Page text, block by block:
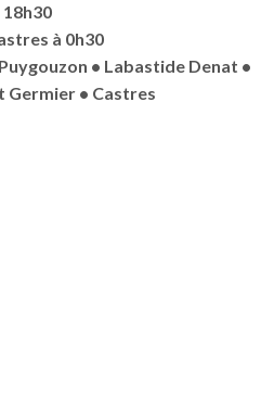
18h30
à 0h30
• Labastide Denat •
Germier • Castres